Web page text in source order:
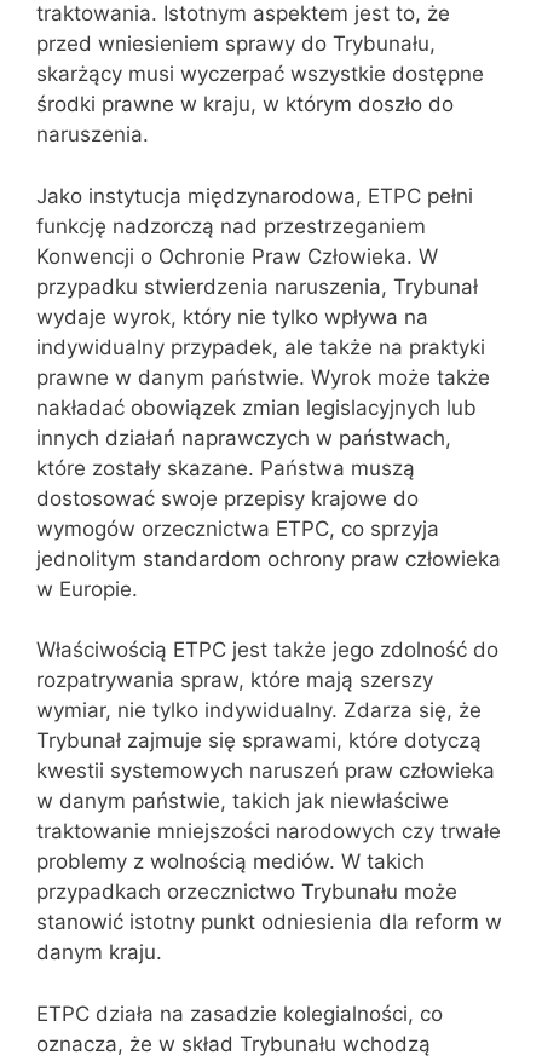
traktowania. Istotnym aspektem jest to, że
przed wniesieniem sprawy do Trybunału,
skarżący musi wyczerpać wszystkie dostępne
środki prawne w kraju, w którym doszło do
naruszenia.
Jako instytucja międzynarodowa, ETPC pełni
funkcję nadzorczą nad przestrzeganiem
Konwencji o Ochronie Praw Człowieka. W
przypadku stwierdzenia naruszenia, Trybunał
wydaje wyrok, który nie tylko wpływa na
indywidualny przypadek, ale także na praktyki
prawne w danym państwie. Wyrok może także
nakładać obowiązek zmian legislacyjnych lub
innych działań naprawczych w państwach,
które zostały skazane. Państwa muszą
dostosować swoje przepisy krajowe do
wymogów orzecznictwa ETPC, co sprzyja
jednolitym standardom ochrony praw człowieka
w Europie.
Właściwością ETPC jest także jego zdolność do
rozpatrywania spraw, które mają szerszy
wymiar, nie tylko indywidualny. Zdarza się, że
Trybunał zajmuje się sprawami, które dotyczą
kwestii systemowych naruszeń praw człowieka
w danym państwie, takich jak niewłaściwe
traktowanie mniejszości narodowych czy trwałe
problemy z wolnością mediów. W takich
przypadkach orzecznictwo Trybunału może
stanowić istotny punkt odniesienia dla reform w
danym kraju.
ETPC działa na zasadzie kolegialności, co
oznacza, że w skład Trybunału wchodzą